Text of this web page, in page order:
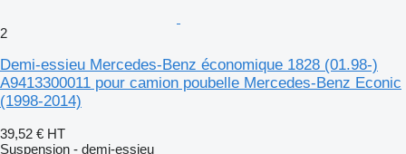
2
Demi-essieu Mercedes-Benz économique 1828 (01.98-)
A9413300011 pour camion poubelle Mercedes-Benz Econic
(1998-2014)
39,52 € HT
Suspension - demi-essieu